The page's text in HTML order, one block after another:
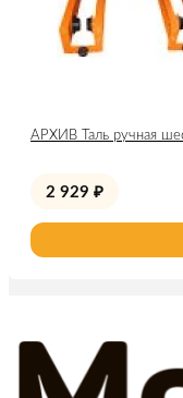
АРХИВ Таль ручная
2 929 ₽